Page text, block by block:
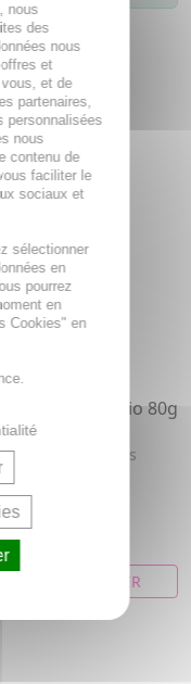
Dentifrice
dentaire bio 80g
apaise et
efficacement les
AJOUTER AU PANIER
nous
des
nous
et
et de
partenaires,
personnalisées
nous
contenu de
faciliter le
sociaux et
sélectionner
en
pourrez
en
Cookies" en